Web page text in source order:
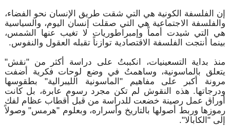
إن الفلسفة الكونية هي التي شقت طريق الإنسان نحو الفضاء،
والفلسفة الاجتماعية هي التي صقلت إنسان اليوم، والسياسية
هي التي شيدت أمماً وإمبراطوريات لا تغيب عنها الشمس،
بينما أنتجت الفلسفة الاقتصادية توازناً تقبله العقول والنفوس.
منذ بداية التسعينيات، انكببتُ على دراسة أكثر من "نقش"
يتعلق بالماسونية، وساهمتُ في وضع لوحات فكرية أضفت
مرونة أكبر على مفاهيم "الماسونية الليبرالية" بطقوسها
ودرجاتها. هذه النقوش لم تكن مجرد رسوم عابرة، بل كانت
أوراق عمل رصينة خضعت للدراسة من قبل أقطاب عظام لفك
رموزها وربط أصولها بالتاريخ وأسراره، وبعلوم "هرمس" وصولاً
إلى "الكابالا".